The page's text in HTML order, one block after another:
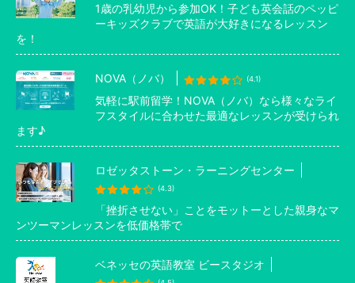
1歳の乳幼児から参加OK！子ども英会話のペッピ
ーキッズクラブで英語が大好きになるレッスン
を！
NOVA（ノバ） (4.1)
気軽に駅前留学！NOVA（ノバ）なら様々なライ
フスタイルに合わせた最適なレッスンが受けられ
ます♪
ロゼッタストーン・ラーニングセンター
(4.3)
「挫折させない」ことをモットーとした親身なマ
ンツーマンレッスンを低価格帯で
ベネッセの英語教室 ビースタジオ